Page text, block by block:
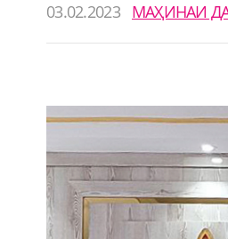
03.02.2023 МАҲИНАИ